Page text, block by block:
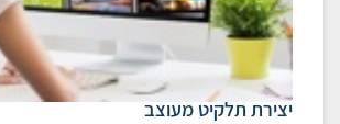
יצירת תלקיט מעוצב